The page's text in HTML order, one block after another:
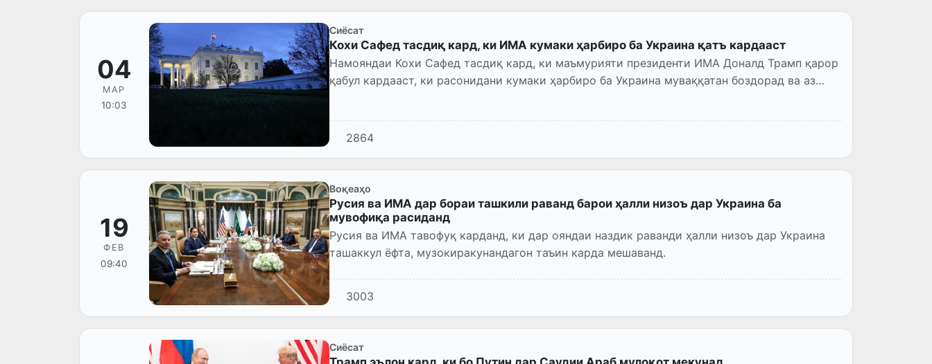
04
МАР
10:03
Сиёсат
Кохи Сафед тасдиқ кард, ки ИМА кумаки ҳарбиро ба Украина қатъ кардааст
Намояндаи Кохи Сафед тасдиқ кард, ки маъмурияти президенти ИМА Доналд Трамп қарор
қабул кардааст, ки расонидани кумаки ҳарбиро ба Украина муваққатан боздорад ва аз
2864
19
ФЕВ
09:40
Воқеаҳо
Русия ва ИМА дар бораи ташкили раванд барои ҳалли низоъ дар Украина ба
мувофиқа расиданд
Русия ва ИМА тавофуқ карданд, ки дар ояндаи наздик раванди ҳалли низоъ дар Украина
ташаккул ёфта, музокиракунандагон таъин карда мешаванд.
3003
Сиёсат